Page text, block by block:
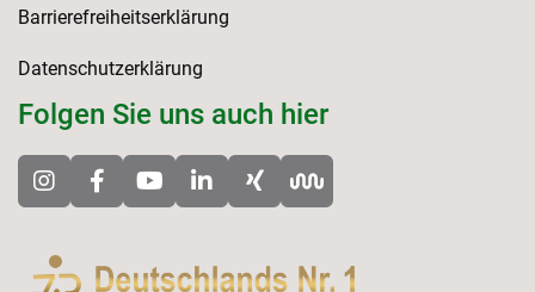
Barrierefreiheitserklärung
Datenschutzerklärung
Folgen Sie uns auch hier